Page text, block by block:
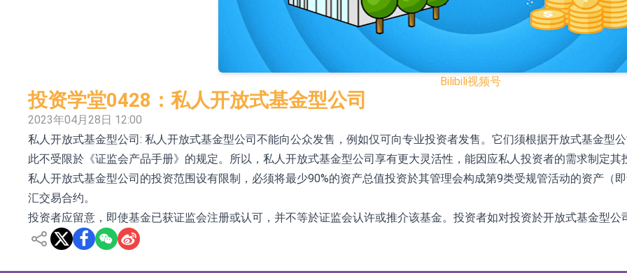
上交所：景顺长城全球半导体芯片产业股票型证券投资基金临时停牌
【异动股】港股跌幅榜前十，卡森国际(00496.HK)跌22.40%，九福来(08611.HK)跌21.01%
【异动股】港股涨幅榜前十，拿森科技(02261.HK)涨+75.05%，辰兴发展(02286.HK)涨+64.91%
神火股份：新疆神火铝水转化率已100%
【异动股】焦炭Ⅲ板块下挫，陕西黑猫(601015.CN)跌8.38%
浙江证监局对财通证券股份有限公司采取出具警示函措施
山金国际：港股上市工作正常推进中
Bilibili视频号
投资学堂0428：私人开放式基金型公司
2023年04月28日 12:00
私人开放式基金型公司: 私人开放式基金型公司不能向公众发售，例如仅可向专业投资者发售。它们须根据开放式基金型
此不受限於《证监会产品手册》的规定。所以，私人开放式基金型公司享有更大灵活性，能因应私人投资者的需求制定其
私人开放式基金型公司的投资范围设有限制，必须将最少90%的资产总值投资於其管理会构成第9类受规管活动的资产（
汇交易合约。
投资者应留意，即使基金已获证监会注册或认可，并不等於证监会认许或推介该基金。投资者如对投资於开放式基金型